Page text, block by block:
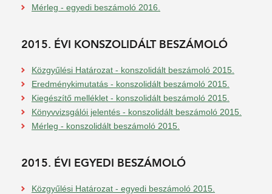
Mérleg - egyedi beszámoló 2016.
2015. ÉVI KONSZOLIDÁLT BESZÁMOLÓ
Közgyűlési Határozat - konszolidált beszámoló 2015.
Eredménykimutatás - konszolidált beszámoló 2015.
Kiegészítő melléklet - konszolidált beszámoló 2015.
Könyvvizsgálói jelentés - konszolidált beszámoló 2015.
Mérleg - konszolidált beszámoló 2015.
2015. ÉVI EGYEDI BESZÁMOLÓ
Közgyűlési Határozat - egyedi beszámoló 2015.